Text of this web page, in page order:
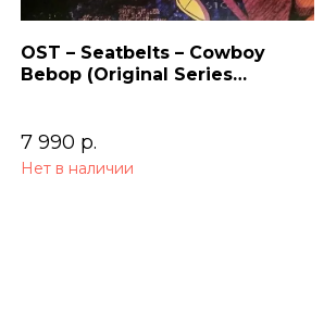
OST – Seatbelts – Cowboy
Bebop (Original Series
7 990 р.
Нет в наличии